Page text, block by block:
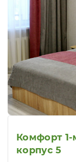
Комфорт
корпус 5